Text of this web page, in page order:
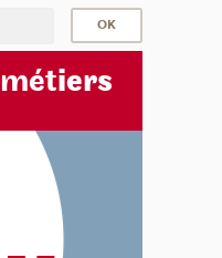
iers